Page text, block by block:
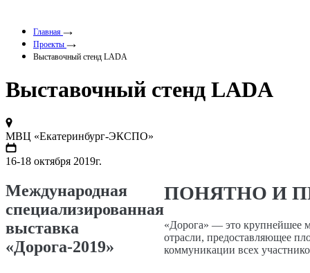
Главная
Проекты
Выставочный стенд LADA
Выставочный стенд LADA
МВЦ «Екатеринбург-ЭКСПО»
16-18 октября 2019г.
Международная
специализированная
выставка
«Дорога-2019»
ПОНЯТНО И
«Дорога» — это крупнейшее
отрасли, предоставляющее
коммуникации всех